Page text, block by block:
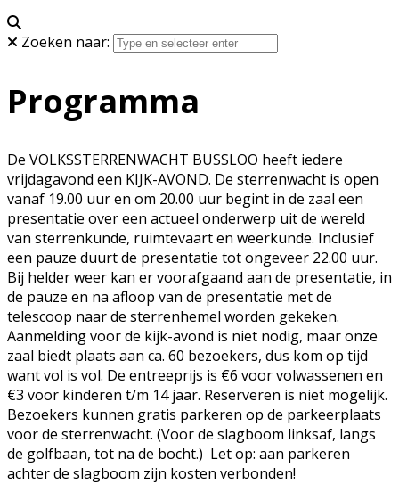
Zoeken naar:
Programma
De VOLKSSTERRENWACHT BUSSLOO heeft iedere
vrijdagavond een KIJK-AVOND. De sterrenwacht is open
vanaf 19.00 uur en om 20.00 uur begint in de zaal een
presentatie over een actueel onderwerp uit de wereld
van sterrenkunde, ruimtevaart en weerkunde. Inclusief
een pauze duurt de presentatie tot ongeveer 22.00 uur.
Bij helder weer kan er voorafgaand aan de presentatie, in
de pauze en na afloop van de presentatie met de
telescoop naar de sterrenhemel worden gekeken.
Aanmelding voor de kijk-avond is niet nodig, maar onze
zaal biedt plaats aan ca. 60 bezoekers, dus kom op tijd
want vol is vol. De entreeprijs is €6 voor volwassenen en
€3 voor kinderen t/m 14 jaar. Reserveren is niet mogelijk.
Bezoekers kunnen gratis parkeren op de parkeerplaats
voor de sterrenwacht. (Voor de slagboom linksaf, langs
de golfbaan, tot na de bocht.) Let op: aan parkeren
achter de slagboom zijn kosten verbonden!